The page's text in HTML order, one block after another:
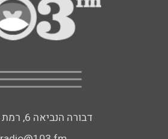
דבורה הנביאה 6, רמת השרון